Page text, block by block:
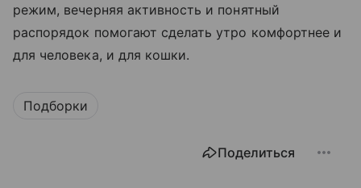
режим, вечерняя активность и понятный
распорядок помогают сделать утро комфортнее и
для человека, и для кошки.
Подборки
Поделиться